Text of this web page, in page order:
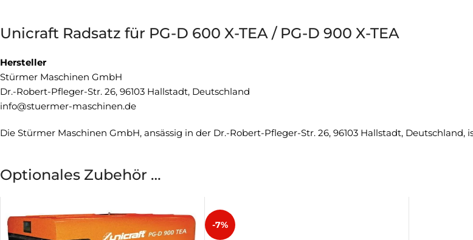
Unicraft Radsatz für PG-D 600 X-TEA / PG-D 900 X-TEA
Hersteller
Stürmer Maschinen GmbH
Dr.-Robert-Pfleger-Str. 26, 96103 Hallstadt, Deutschland
info@stuermer-maschinen.de
Die Stürmer Maschinen GmbH, ansässig in der Dr.-Robert-Pfleger-Str. 26, 96103 Hallstadt, Deutschland,
Optionales Zubehör …
-7%